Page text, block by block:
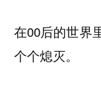
在00后的世界
个个熄灭。